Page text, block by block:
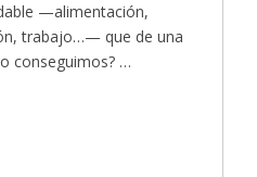
—alimentación,
trabajo…— que de una
conseguimos? …